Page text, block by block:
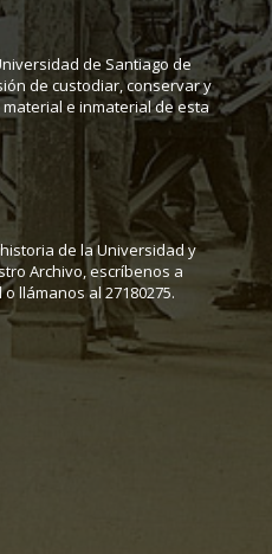
de Santiago de
de custodiar, conservar y
e inmaterial de esta
de la Universidad y
Archivo, escríbenos a
llámanos al 27180275.